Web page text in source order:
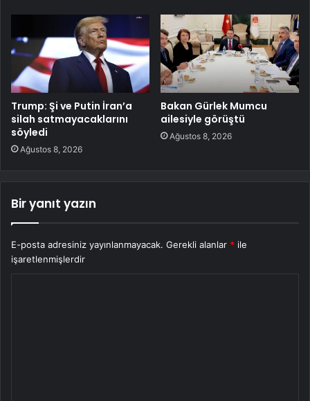
Trump: Şi ve Putin İran’a
silah satmayacaklarını
söyledi
Ağustos 8, 2026
Bakan Gürlek Mumcu
ailesiyle görüştü
Ağustos 8, 2026
Bir yanıt yazın
E-posta adresiniz yayınlanmayacak. Gerekli alanlar * ile
işaretlenmişlerdir